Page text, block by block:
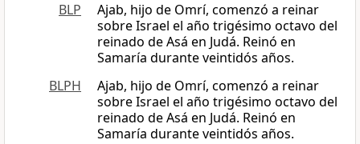
BLP
Ajab, hijo de Omrí, comenzó a reinar
sobre Israel el año trigésimo octavo del
reinado de Asá en Judá. Reinó en
Samaría durante veintidós años.
BLPH
Ajab, hijo de Omrí, comenzó a reinar
sobre Israel el año trigésimo octavo del
reinado de Asá en Judá. Reinó en
Samaría durante veintidós años.